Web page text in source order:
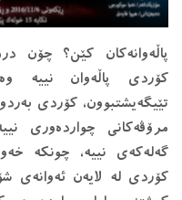
پاڵه‌وانه‌کان کێن؟
کۆردی پاڵه‌وان
تێیگه‌یشتبوون، کۆردی
مرۆڤه‌کانی چوارده‌وری
گه‌له‌که‌ی نییه‌، چونکه‌
کۆردی له‌ لایه‌ن ئه‌وانه‌ی